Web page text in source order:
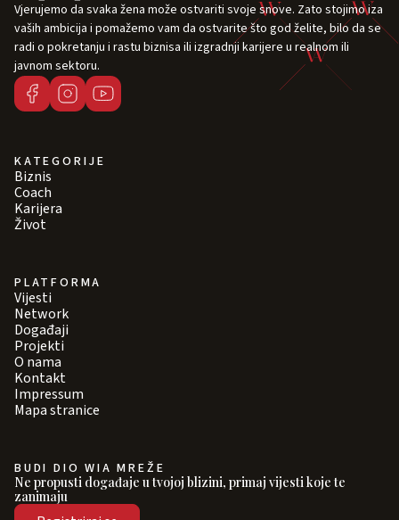
Vjerujemo da svaka žena može ostvariti svoje snove. Zato stojimo iza
vaših ambicija i pomažemo vam da ostvarite što god želite, bilo da se
radi o pokretanju i rastu biznisa ili izgradnji karijere u realnom ili
javnom sektoru.
KATEGORIJE
Biznis
Coach
Karijera
Život
PLATFORMA
Vijesti
Network
Događaji
Projekti
O nama
Kontakt
Impressum
Mapa stranice
BUDI DIO WIA MREŽE
Ne propusti događaje u tvojoj blizini, primaj vijesti koje te
zanimaju